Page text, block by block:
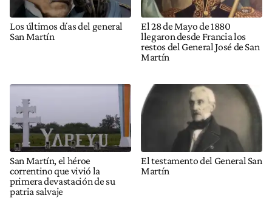
Los últimos días del general
San Martín
El 28 de Mayo de 1880
llegaron desde Francia los
restos del General José de San
Martín
San Martín, el héroe
correntino que vivió la
primera devastación de su
patria salvaje
El testamento del General San
Martín